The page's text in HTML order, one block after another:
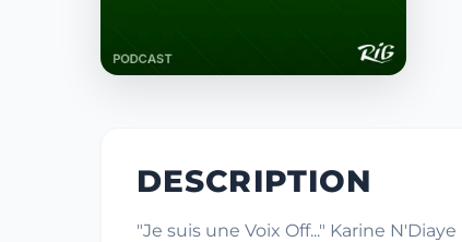
DESCRIPTION
"Je suis une Voix Off..." Karine